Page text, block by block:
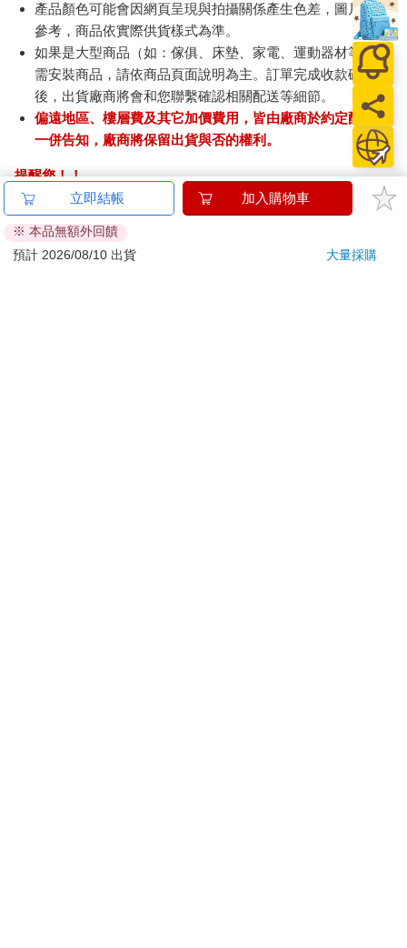
產品顏色可能會因網頁呈現與拍攝關係產生色差，圖片僅供
參考，商品依實際供貨樣式為準。
如果是大型商品（如：傢俱、床墊、家電、運動器材等）及
需安裝商品，請依商品頁面說明為主。訂單完成收款確認
後，出貨廠商將會和您聯繫確認相關配送等細節。
偏遠地區、樓層費及其它加價費用，皆由廠商於約定配送時
一併告知，廠商將保留出貨與否的權利。
提醒您！！
金石堂及銀行均不會請您操作ATM! 如接獲電話要求您前往
ATM提款機，請不要聽從指示，以免受騙上當！
退換貨須知：
立即結帳 加入購物車
※ 本品無額外回饋
預計 2026/08/10 出貨
大量採購